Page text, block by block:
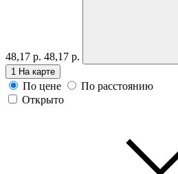
48,17 р. 48,17 р.
1 На карте
По цене
По расстоянию
Открыто